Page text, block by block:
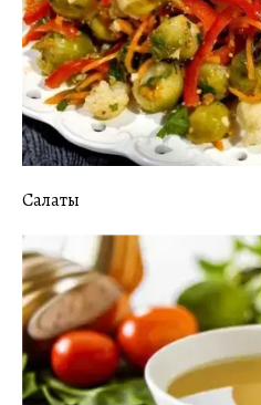
Салаты